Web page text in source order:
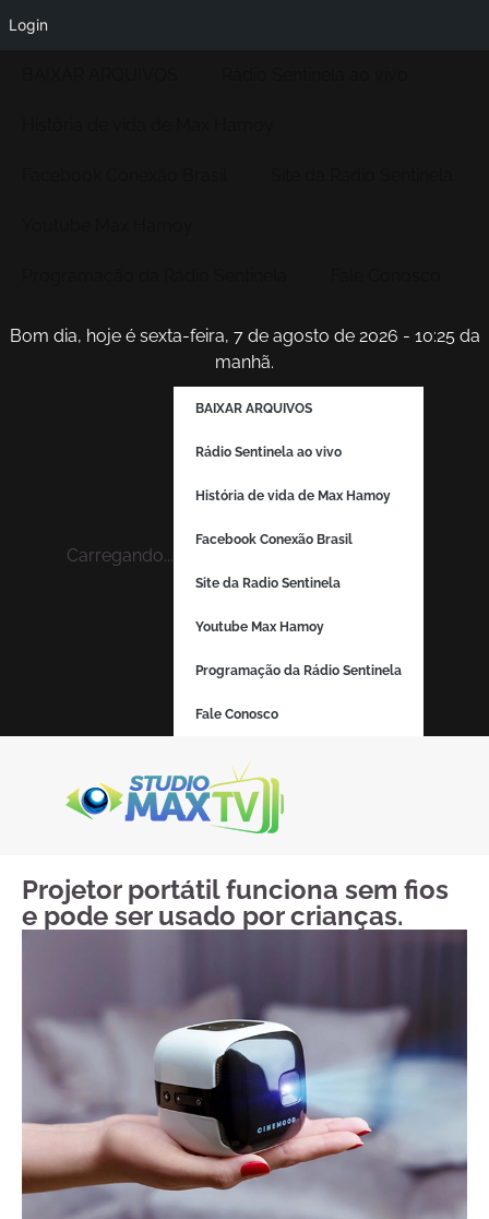
Bom dia, hoje é sexta-feira, 7 de agosto de 2026 - 10:25 da
manhã.
Carregando...
BAIXAR ARQUIVOS
Rádio Sentinela ao vivo
História de vida de Max Hamoy
Facebook Conexão Brasil
Site da Radio Sentinela
Youtube Max Hamoy
Programação da Rádio Sentinela
Fale Conosco
Projetor portátil funciona sem fios
e pode ser usado por crianças.
Login